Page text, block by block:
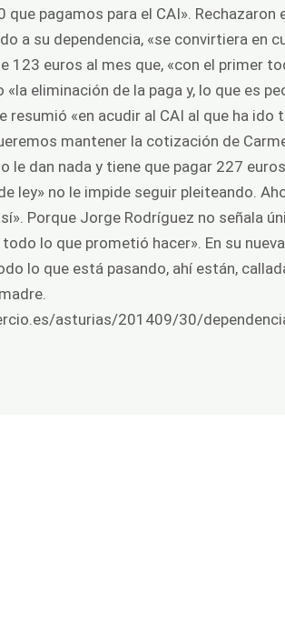
pagamos para el CAI».
a su dependencia, «se convirtiera en
123 euros al mes que, «con el primer
eliminación de la paga y, lo que es
resumió «en acudir al CAI al que ha
mantener la cotización de
le dan nada y tiene que pagar 227
ley» no le impide seguir pleiteando.
Porque Jorge Rodríguez no señala
lo que prometió hacer». En su
lo que está pasando, ahí están,
asturias/201409/30/